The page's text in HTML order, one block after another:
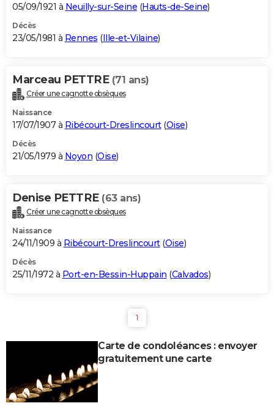
05/09/1921 à Neuilly-sur-Seine (Hauts-de-Seine)
Décès
23/05/1981 à Rennes (Ille-et-Vilaine)
Marceau PETTRE (71 ans)
Créer une cagnotte obsèques
Naissance
17/07/1907 à Ribécourt-Dreslincourt(Oise)
Décès
21/05/1979 à Noyon (Oise)
Denise PETTRE (63 ans)
Créer une cagnotte obsèques
Naissance
24/11/1909 à Ribécourt-Dreslincourt(Oise)
Décès
25/11/1972 à Port-en-Bessin-Huppain (Calvados)
1
Carte de condoléances : envoyer
gratuitement une carte